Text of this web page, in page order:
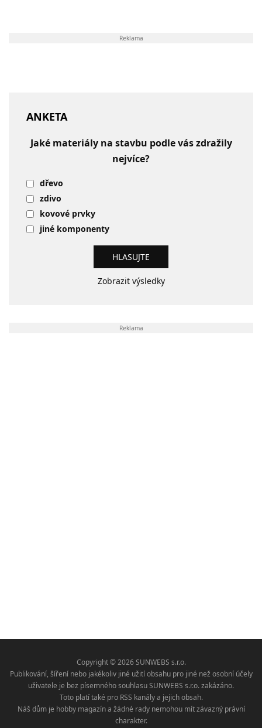
Reklama
ANKETA
Jaké materiály na stavbu podle vás zdražily
nejvíce?
dřevo
zdivo
kovové prvky
jiné komponenty
Zobrazit výsledky
Reklama
Copyright © 2026 SUNWEBS s.r.o.
Publikování, šíření nebo jakékoliv jiné užití obsahu pro jiné než osobní účely
uživatele je bez písemného souhlasu SUNWEBS s.r.o. zakázáno.
Toto platí také pro RSS kanály a jejich obsah.
Náš dům je hobby magazín a žádné rady nemohou mít závazný právní
charakter.